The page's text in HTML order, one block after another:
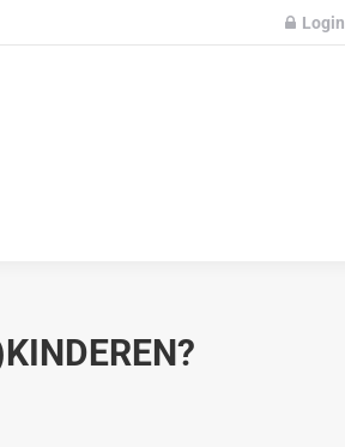
Login
Partners Nieuws Contact